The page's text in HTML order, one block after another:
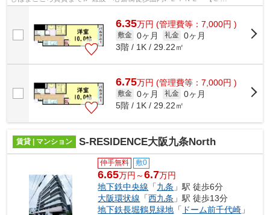
6.35万円 (管理費等：7,000円 )
敷金 0ヶ月 礼金 0ヶ月
3階 / 1K / 29.22㎡
6.75万円 (管理費等：7,000円 )
敷金 0ヶ月 礼金 0ヶ月
5階 / 1K / 29.22㎡
賃貸 | マンション S-RESIDENCE大阪九条North
仲手無料 敷0
6.65万円～6.7万円
地下鉄中央線 「九条 」駅 徒歩6分
大阪環状線 「西九条 」駅 徒歩13分
地下鉄長堀鶴見緑地 「 ドーム前千代崎 」